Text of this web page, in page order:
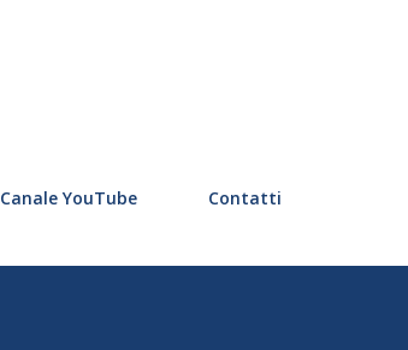
Canale YouTube Contatti